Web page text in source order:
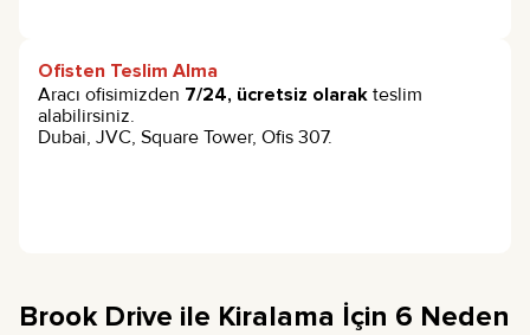
Ofisten Teslim Alma
Aracı ofisimizden 7/24, ücretsiz olarak teslim
alabilirsiniz.
Dubai, JVC, Square Tower, Ofis 307.
Brook Drive ile Kiralama İçin 6 Neden